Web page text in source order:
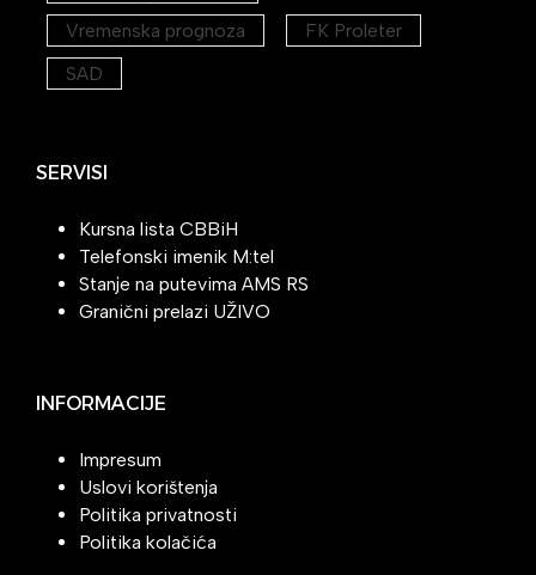
Vremenska prognoza
FK Proleter
SAD
SERVISI
Kursna lista CBBiH
Telefonski imenik M:tel
Stanje na putevima AMS RS
Granični prelazi UŽIVO
INFORMACIJE
Impresum
Uslovi korištenja
Politika privatnosti
Politika kolačića